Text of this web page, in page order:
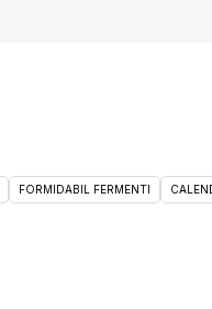
FORMIDABIL FERMENTI